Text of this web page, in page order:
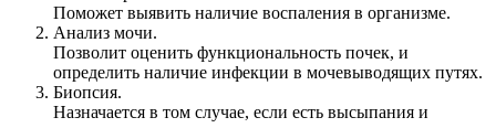
Поможет выявить наличие воспаления в организме.
Анализ мочи.
Позволит оценить функциональность почек, и
определить наличие инфекции в мочевыводящих путях.
Биопсия.
Назначается в том случае, если есть высыпания и